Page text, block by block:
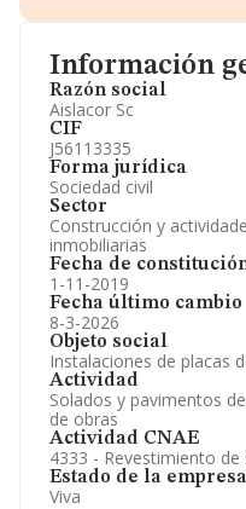
Información
Razón social
Aislacor Sc
CIF
J56113335
Forma jurídica
Sociedad civil
Sector
Construcción y
inmobiliarias
Fecha de
1-11-2019
Fecha último cambio
8-3-2026
Objeto social
Instalaciones de placas
Actividad
Solados y pavimentos
de obras
Actividad CNAE
4333 - Revestimiento de
Estado de la empresa
Viva
Información oficial